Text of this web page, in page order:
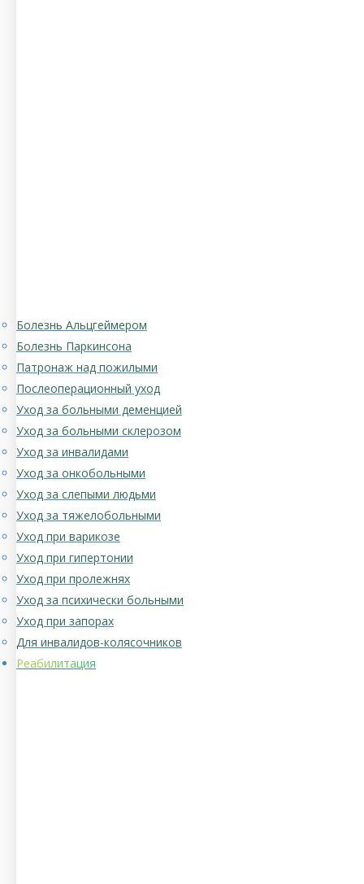
Болезнь Альцгеймером
Болезнь Паркинсона
Патронаж над пожилыми
Послеоперационный уход
Уход за больными деменцией
Уход за больными склерозом
Уход за инвалидами
Уход за онкобольными
Уход за слепыми людьми
Уход за тяжелобольными
Уход при варикозе
Уход при гипертонии
Уход при пролежнях
Уход за психически больными
Уход при запорах
Для инвалидов-колясочников
Реабилитация